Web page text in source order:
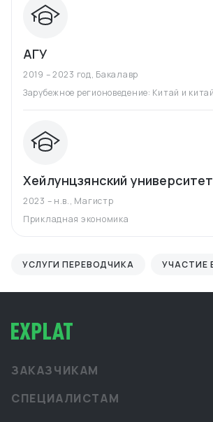
АГУ
2019 – 2023 год, Бакалавр
Зарубежное регионоведение: Китай и
Хейлунцзянский университет
2023 – н.в., Магистр
Прикладная экономика
УСЛУГИ ПЕРЕВОДЧИКА УЧАСТИЕ
ЗАКАЗЧИКАМ
СПЕЦИАЛИСТАМ